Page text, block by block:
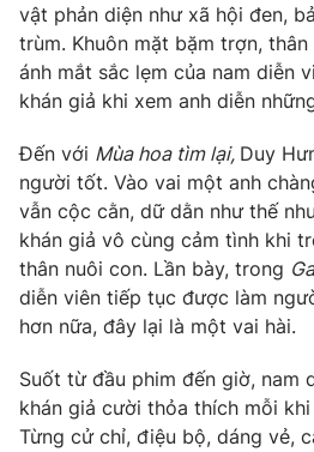
Hậu trường
Nhân vật
Khán giả
Giải sao mai
Điện ảnh
Âm nhạc
Đời sống
Du lịch
Làm đẹp
Chất lượng cuộc sống
Tuyển sinh
Học trực tuyến
Công nghệ
Hitech Công nghệ tương lai
Sản phẩm
Thị trường
Tư vấn
Giao lưu trực tuyến
Lịch phát sóng
Chuyên mục khác
vật phản diện như xã hội đen,
trùm. Khuôn mặt bặm trợn,
ánh mắt sắc lẹm của nam diễn
khán giả khi xem anh diễn
Đến với Mùa hoa tìm lại, Duy
người tốt. Vào vai một anh
vẫn cộc cằn, dữ dằn như thế
khán giả vô cùng cảm tình khi
thân nuôi con. Lần bày, trong
diễn viên tiếp tục được làm
hơn nữa, đây lại là một vai hài.
Suốt từ đầu phim đến giờ, nam
khán giả cười thỏa thích mỗi
Từng cử chỉ, điệu bộ, dáng vẻ,